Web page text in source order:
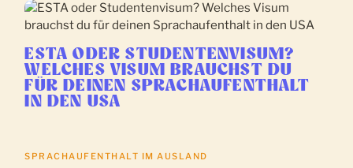
ESTA ODER STUDENTENVISUM?
WELCHES VISUM BRAUCHST DU
FÜR DEINEN SPRACHAUFENTHALT
IN DEN USA
SPRACHAUFENTHALT IM AUSLAND